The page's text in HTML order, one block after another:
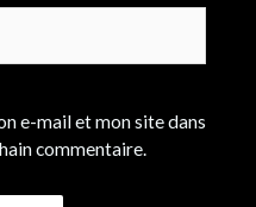
e-mail et mon site dans
commentaire.